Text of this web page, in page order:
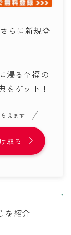
らに新規登
浸る至福の
をゲット！
えます
取る
を紹介